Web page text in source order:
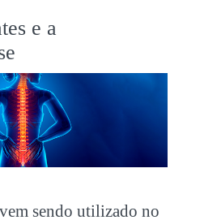
e a
sendo utilizado no